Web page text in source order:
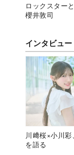
ロックスター
櫻井敦司
インタビュー
川﨑桜×小川
を語る